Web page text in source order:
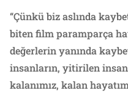
“Çünkü biz aslında
biten film paramparça
değerlerin yanında
insanların, yitirilen
kalanımız, kalan